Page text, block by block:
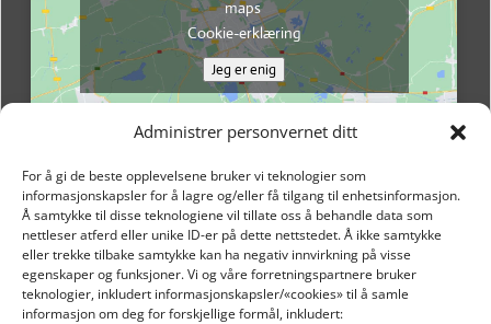
Administrer personvernet ditt
For å gi de beste opplevelsene bruker vi teknologier som
informasjonskapsler for å lagre og/eller få tilgang til enhetsinformasjon.
Å samtykke til disse teknologiene vil tillate oss å behandle data som
nettleser atferd eller unike ID-er på dette nettstedet. Å ikke samtykke
eller trekke tilbake samtykke kan ha negativ innvirkning på visse
egenskaper og funksjoner. Vi og våre forretningspartnere bruker
teknologier, inkludert informasjonskapsler/«cookies» til å samle
informasjon om deg for forskjellige formål, inkludert:
maps
Cookie-erklæring
Jeg er enig